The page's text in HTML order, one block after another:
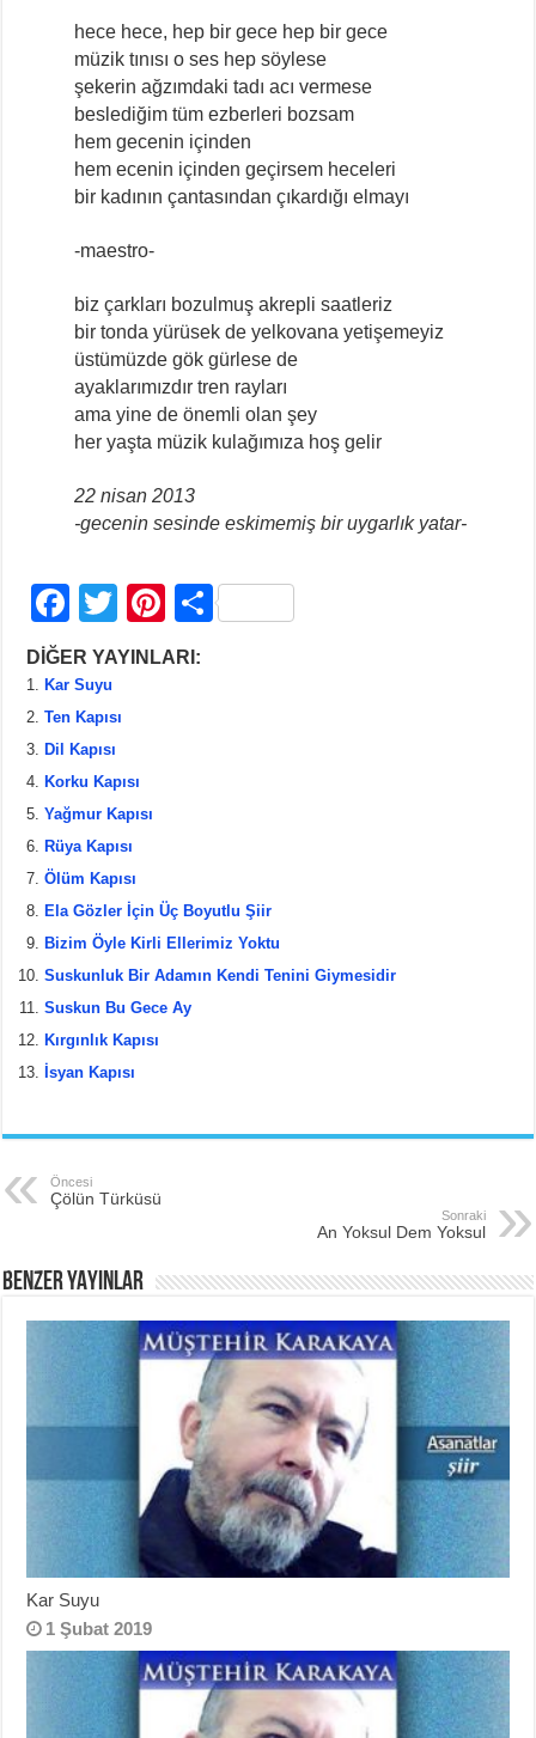
hece hece, hep bir gece hep bir gece
müzik tınısı o ses hep söylese
şekerin ağzımdaki tadı acı vermese
beslediğim tüm ezberleri bozsam
hem gecenin içinden
hem ecenin içinden geçirsem heceleri
bir kadının çantasından çıkardığı elmayı
-maestro-
biz çarkları bozulmuş akrepli saatleriz
bir tonda yürüsek de yelkovana yetişemeyiz
üstümüzde gök gürlese de
ayaklarımızdır tren rayları
ama yine de önemli olan şey
her yaşta müzik kulağımıza hoş gelir
22 nisan 2013
-gecenin sesinde eskimemiş bir uygarlık yatar-
F
a
c
e
b
o
o
k
T
wi
er
Pi
nt
S
DİĞER YAYINLARI:
Kar Suyu
Ten Kapısı
Dil Kapısı
Korku Kapısı
Yağmur Kapısı
Rüya Kapısı
Ölüm Kapısı
Ela Gözler İçin Üç Boyutlu Şiir
Bizim Öyle Kirli Ellerimiz Yoktu
Suskunluk Bir Adamın Kendi Tenini Giymesidir
Suskun Bu Gece Ay
Kırgınlık Kapısı
İsyan Kapısı
Öncesi
Çölün Türküsü
Sonraki
An Yoksul Dem Yoksul
BENZER YAYINLAR
Kar Suyu
1 Şubat 2019